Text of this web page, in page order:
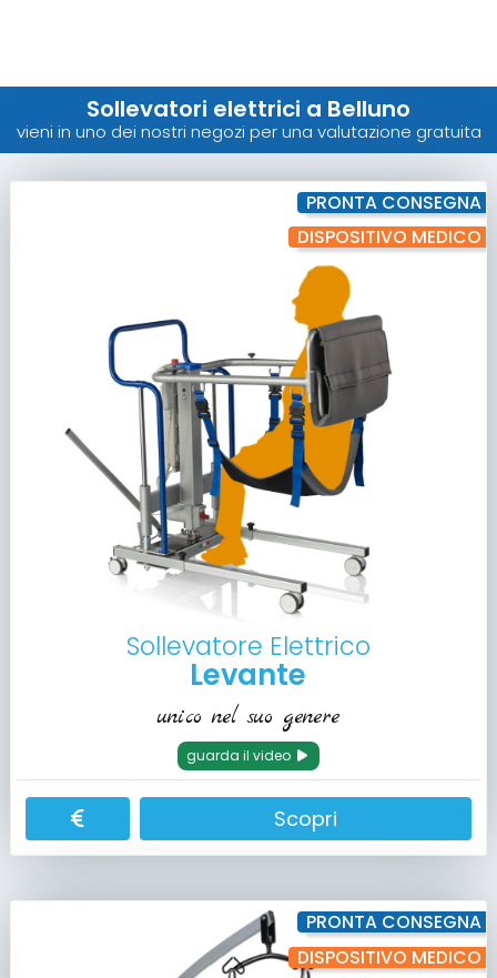
Sollevatori elettrici a Belluno
vieni in uno dei nostri negozi per una valutazione gratuita
PRONTA CONSEGNA
DISPOSITIVO MEDICO
Sollevatore Elettrico
Levante
unico nel suo genere
guarda il video
Scopri
PRONTA CONSEGNA
DISPOSITIVO MEDICO